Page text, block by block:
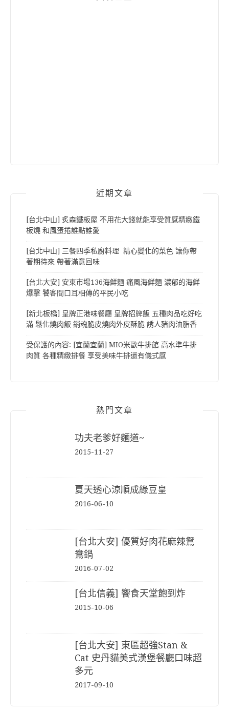
近期文章
[台北中山] 炙森鐵板屋 不用花大錢就能享受質感精緻鐵
板燒 和風蛋捲誰點誰愛
[台北中山] 三餐四季私廚料理 精心變化的菜色 讓你帶
著期待來 帶著滿意回味
[台北大安] 安東市場136海鮮麵 痛風海鮮麵 濃郁的海鮮
爆擊 饕客間口耳相傳的平民小吃
[新北板橋] 皇牌正港味餐廳 皇牌招牌飯 五種肉品吃好吃
滿 鬆化燒肉飯 銷魂脆皮燒肉外皮酥脆 誘人豬肉油脂香
受保護的內容: [宜蘭宜蘭] MIO米歐牛排館 高水準牛排
肉質 各種精緻排餐 享受美味牛排還有儀式感
熱門文章
功夫老爹好麵道~
2015-11-27
夏天透心涼順成綠豆皇
2016-06-10
[台北大安] 優質好肉花麻辣鴛
鴦鍋
2016-07-02
[台北信義] 饗食天堂飽到炸
2015-10-06
[台北大安] 東區超強Stan &
Cat 史丹貓美式漢堡餐廳口味超
多元
2017-09-10